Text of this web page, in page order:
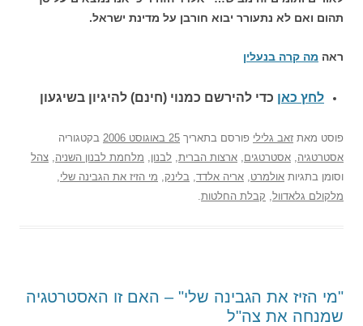
תהום ואם לא נתעורר יבוא חורבן על מדינת ישראל.
ראה מה קרה בנעלין
לחץ כאן כדי להירשם כמנוי (חינם) להיגיון בשיגעון
פוסט מאת זאב גלילי פורסם בתאריך 25 באוגוסט 2006
בקטגוריה
אסטרטגיה אסטרטגים ארצות הברית לבנון מלחמת לבנון השניה צהל
וסומן בתגיות אולמרט אריה אלדד בלינק מי הזיז את הגבינה שלי
מלקולם גלאדוול קבלת החלטות
"מי הזיז את הגבינה שלי" – האם זו האסטרטגיה
שמנחה את צה"ל